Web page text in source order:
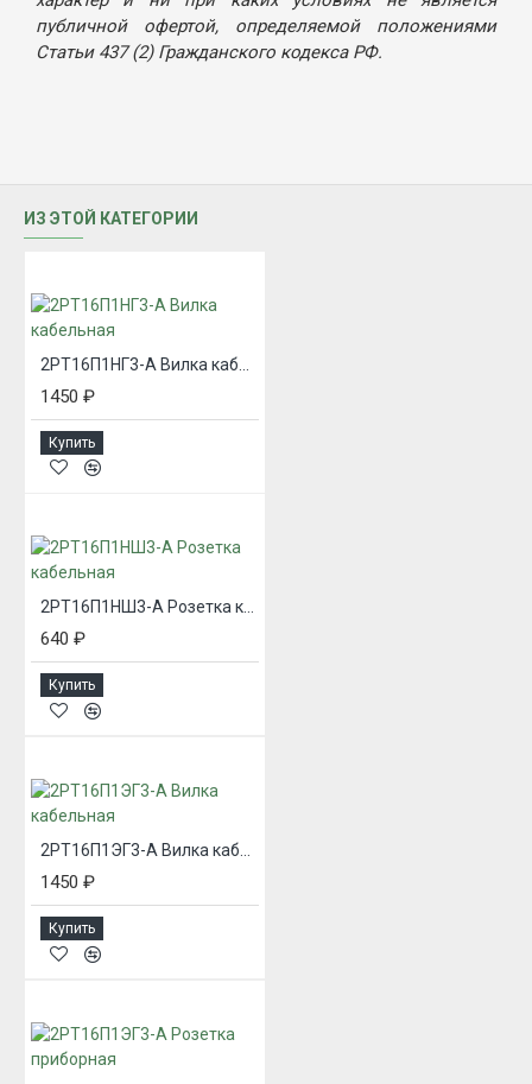
публичной офертой, определяемой положениями
Статьи 437 (2) Гражданского кодекса РФ.
ИЗ ЭТОЙ КАТЕГОРИИ
1450 ₽
Купить
2РТ16П1НШ3-А Розетка кабельная
640 ₽
Купить
2РТ16П1ЭГ3-А Вилка кабельная
1450 ₽
Купить